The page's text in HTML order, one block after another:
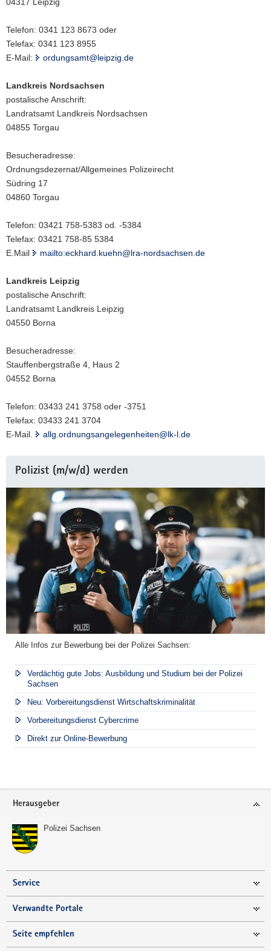
Telefon: 0341 123 8673 oder
Telefax: 0341 123 8955
E-Mail:
ordungsamt@leipzig.de
Landkreis Nordsachsen
postalische Anschrift:
Landratsamt Landkreis Nordsachsen
04855 Torgau
Besucheradresse:
Ordnungsdezernat/Allgemeines Polizeirecht
Südring 17
04860 Torgau
Telefon: 03421 758-5383 od. -5384
Telefax: 03421 758-85 5384
E.Mail
mailto:eckhard.kuehn@lra-nordsachsen.de
Landkreis Leipzig
postalische Anschrift:
Landratsamt Landkreis Leipzig
04550 Borna
Besucheradresse:
Stauffenbergstraße 4, Haus 2
04552 Borna
Telefon: 03433 241 3758 oder -3751
Telefax: 03433 241 3704
E-Mail.
allg.ordnungsangelegenheiten@lk-l.de
Information
Polizist (m/w/d) werden
Alle Infos zur Bewerbung bei der Polizei Sachsen:
Verdächtig gute Jobs: Ausbildung und Studium bei der Polizei
Sachsen
Neu: Vorbereitungsdienst Wirtschaftskriminalität
Vorbereitungsdienst Cybercrime
Direkt zur Online-Bewerbung
Footer-
Herausgeber
Polizei Sachsen
Service
Verwandte Portale
Seite empfehlen